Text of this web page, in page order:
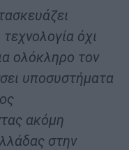
όχι
ολόκληρο τον
υποσυστήματα
ακόμη
στην